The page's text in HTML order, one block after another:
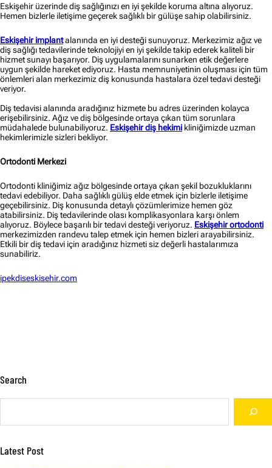
Eskişehir üzerinde diş sağlığınızı en iyi şekilde koruma altına alıyoruz.
Hemen bizlerle iletişime geçerek sağlıklı bir gülüşe sahip olabilirsiniz.
Eskişehir implantalanında en iyi desteği sunuyoruz. Merkezimiz ağız ve
diş sağlığı tedavilerinde teknolojiyi en iyi şekilde takip ederek kaliteli bir
hizmet sunayı başarıyor. Diş uygulamalarını sunarken etik değerlere
uygun şekilde hareket ediyoruz. Hasta memnuniyetinin oluşması için tüm
önlemleri alan merkezimiz diş konusunda hastalara özel tedavi desteği
veriyor.
Diş tedavisi alanında aradığınız hizmete bu adres üzerinden kolayca
erişebilirsiniz. Ağız ve diş bölgesinde ortaya çıkan tüm sorunlara
müdahalede bulunabiliyoruz. Eskişehir diş hekimi kliniğimizde uzman
hekimlerimizle sizleri bekliyor.
Ortodonti Merkezi
Ortodonti kliniğimiz ağız bölgesinde ortaya çıkan şekil bozukluklarını
tedavi edebiliyor. Daha sağlıklı gülüş elde etmek için bizlerle iletişime
geçebilirsiniz. Diş konusunda detaylı çözümlerimize hemen göz
atabilirsiniz. Diş tedavilerinde olası komplikasyonlara karşı önlem
alıyoruz. Böylece başarılı bir tedavi desteği veriyoruz. Eskişehir ortodonti
merkezimizden randevu talep etmek için hemen bizleri arayabilirsiniz.
Etkili bir diş tedavi için aradığınız hizmeti siz değerli hastalarımıza
sunabiliriz.
ipekdiseskisehir.com
Search
S
hLatest Post